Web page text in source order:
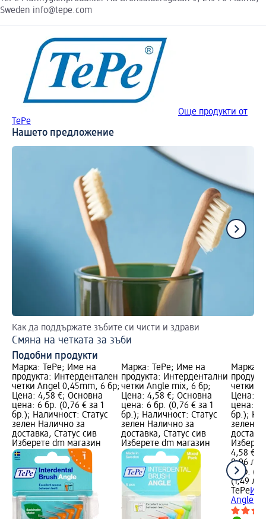
Sweden info@tepe.com
Още продукти от
TePe
Нашето предложение
Как да поддържате зъбите си чисти и здрави
Смяна на четката за зъби
Подобни продукти
Марка: TePe; Име на
продукта: Интердентален
четки Angel 0,45mm, 6 бр;
Цена: 4,58 €; Основна
цена: 6 бр. (0,76 € за 1
бр.); Наличност: Статус
зелен Налично за
доставка, Статус сив
Изберете dm магазин
Марка: TePe; Име на
продукта: Интердентални
четки Angle mix, 6 бр;
Цена: 4,58 €; Основна
цена: 6 бр. (0,76 € за 1
бр.); Наличност: Статус
зелен Налично за
доставка, Статус сив
Изберете dm магазин
Марка:
четки
Цена:
цена: 6
бр.);
зелен
4,58 €
8,96 лв.
6 бр.
(1,49 лв.
TePe
Angle